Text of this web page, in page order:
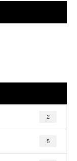
2
5